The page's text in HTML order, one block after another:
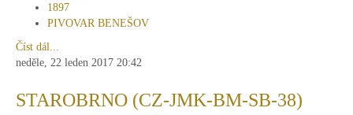
1897
PIVOVAR BENEŠOV
Číst dál...
neděle, 22 leden 2017 20:42
STAROBRNO (CZ-JMK-BM-SB-38)